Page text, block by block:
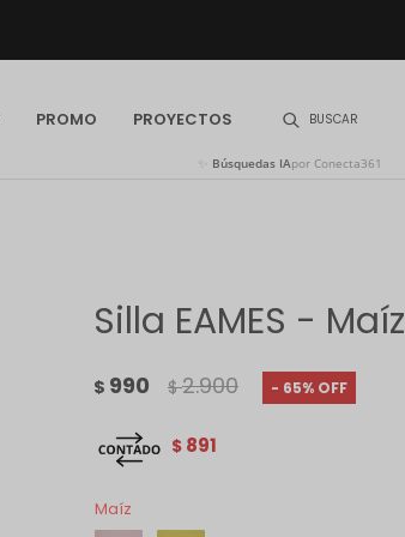
PROMO PROYECTOS
Búsquedas IApor Conecta361
Silla EAMES - Maíz
$ 990 $ 2.900 65
$ 891
Maíz